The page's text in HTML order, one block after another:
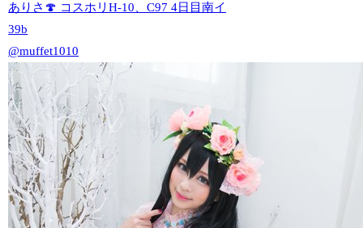
ありさ🍄 コスホリH-10、C97 4日目南イ
39b
@muffet1010